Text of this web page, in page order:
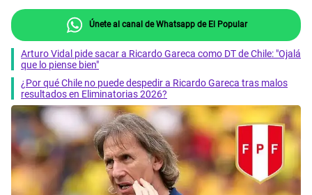
Únete al canal de Whatsapp de El Popular
Arturo Vidal pide sacar a Ricardo Gareca como DT de Chile: "Ojalá
que lo piense bien"
¿Por qué Chile no puede despedir a Ricardo Gareca tras malos
resultados en Eliminatorias 2026?